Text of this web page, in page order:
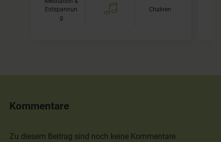
Entspannun
g
Chakren
Kommentare
Zu diesem Beitrag sind noch keine Kommentare